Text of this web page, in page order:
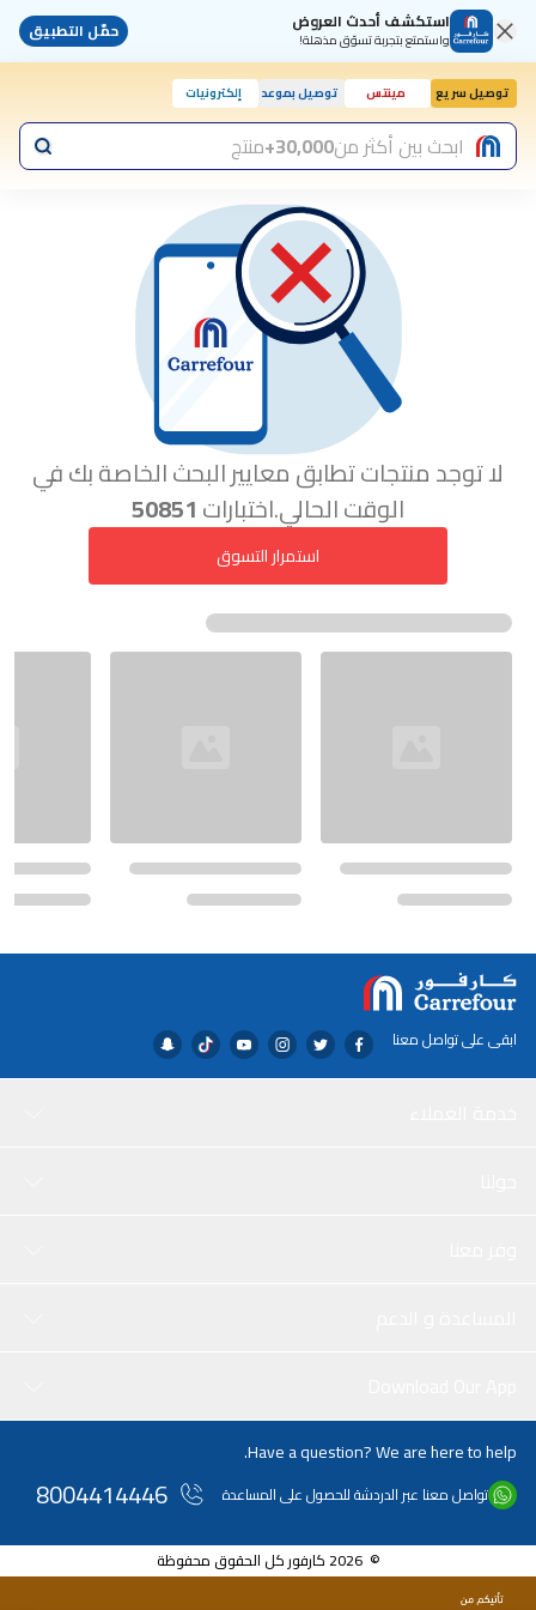
استكشف أحدث العروض
واستمتع بتجربة تسوّق مذهلة! حمّل التطبيق
توصيل سريع مينتس توصيل بموعد إلكترونيات
ابحث بين أكثر من30,000+ منتج
لا توجد منتجات تطابق معايير البحث الخاصة بك في
الوقت الحالي.اختبارات50851
استمرار التسوق
ابقى على تواصل معنا
Have a question? We are here to help.
تواصل معنا عبر الدردشة للحصول على المساعدة 8004414446
© 2026 كارفور كل الحقوق محفوظة